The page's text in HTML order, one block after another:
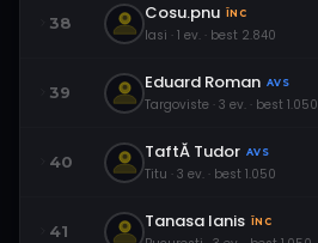
38 Cosu.pnu ÎNC
Iasi · 1 ev. · best 2.840
39 Eduard Roman AVS
Targoviste · 3 ev. · best 1.050
40 TaftĂ Tudor AVS
Titu · 3 ev. · best 1.050
41 Tanasa Ianis ÎNC